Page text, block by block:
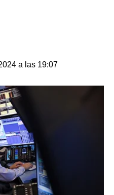
a las 19:07